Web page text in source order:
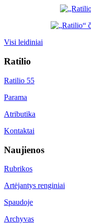
Visi leidiniai
Ratilio
Ratilio 55
Parama
Atributika
Kontaktai
Naujienos
Rubrikos
Artėjantys renginiai
Spaudoje
Archyvas